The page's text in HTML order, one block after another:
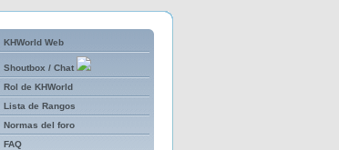
KHWorld Web
Shoutbox / Chat
Rol de KHWorld
Lista de Rangos
Normas del foro
FAQ